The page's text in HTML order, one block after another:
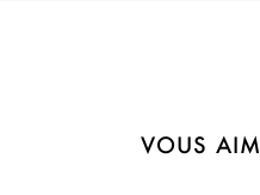
VOUS